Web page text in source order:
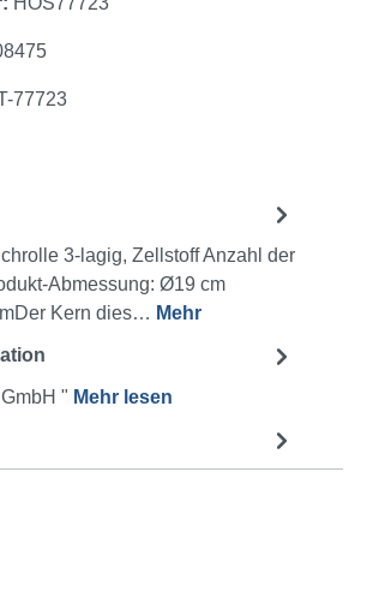
77723
3-lagig, Zellstoff Anzahl der
Abmessung: Ø19 cm
Kern dies… Mehr
" Mehr lesen